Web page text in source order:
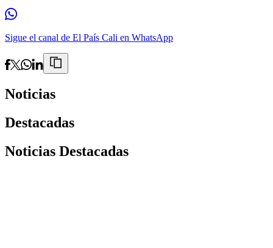
Sigue el canal de El País Cali en WhatsApp
Noticias
Destacadas
Noticias Destacadas